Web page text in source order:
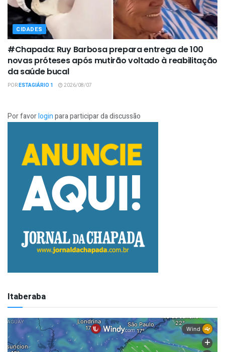
CIDADES
#Chapada: Ruy Barbosa prepara entrega de 100
novas próteses após mutirão voltado à reabilitação
da saúde bucal
PORESTAGIÁRIO 1 2026/08/07
Por favorloginpara participar da discussão
Itaberaba